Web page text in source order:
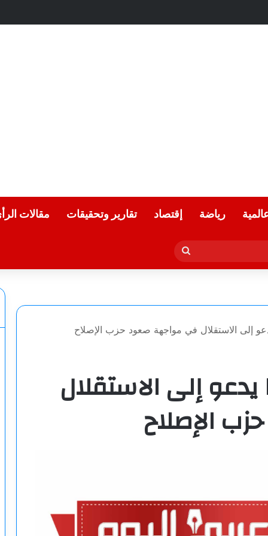
بقلم الشاعر التونسي: الحبيب المبروك الزيطاري
رياضة إقتصاد تقارير وتحقيقات مقالات
بحث
عن
إلى الاستقلال في مواجهة صعود حزب الإصلاح
يدعو إلى الاستقلال
الإصلاح